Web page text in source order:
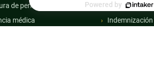
de perro
médica
Social
Resbalón y caída
Powered by